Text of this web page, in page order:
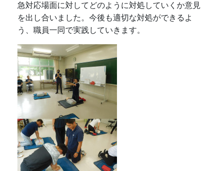
急対応場面に対してどのように対処していくか意見
を出し合いました。今後も適切な対処ができるよ
う、職員一同で実践していきます。